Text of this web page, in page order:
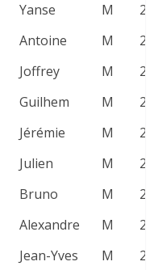
Yanse M
Antoine M
Joffrey M
Guilhem M
Jérémie M
Julien M
Bruno M
Alexandre M
Jean-Yves M